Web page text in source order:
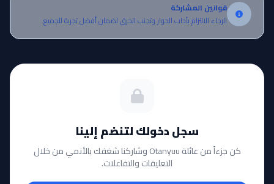
قوانين المشاركة
الرجاء الالتزام بآداب الحوار وتجنب الحرق لضمان أفضل تجربة للجميع.
سجل دخولك لتنضم إلينا
كن جزءاً من عائلة Otanyuu وشاركنا شغفك بالأنمي من خلال
التعليقات والتفاعلات.